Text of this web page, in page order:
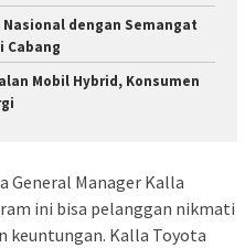
dengan Semangat
Cabang
Mobil Hybrid, Konsumen
General Manager Kalla
ini bisa pelanggan nikmati
keuntungan. Kalla Toyota